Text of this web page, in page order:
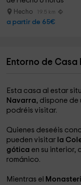
Hecho 19.5 km
a partir de 65€
Entorno de Casa
Esta casa al estar
Navarra, dispone de
podréis visitar.
Quienes deseéis
pueden visitar la
gótica en su interior,
románico.
Mientras el